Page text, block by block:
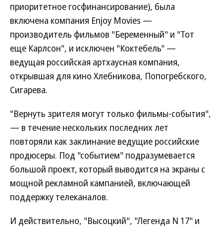
приоритетное госфинансирование), была
включена компания Enjoy Movies —
производитель фильмов "Беременный" и "Тот
еще Карлсон", и исключен "Коктебель" —
ведущая российская артхаусная компания,
открывшая для кино Хлебникова, Попогребского,
Сигарева.
"Вернуть зрителя могут только фильмы-события",
— в течение нескольких последних лет
повторяли как заклинание ведущие российские
продюсеры. Под "событием" подразумевается
большой проект, который выводится на экраны с
мощной рекламной кампанией, включающей
поддержку телеканалов.
И действительно, "Высоцкий", "Легенда N 17" и